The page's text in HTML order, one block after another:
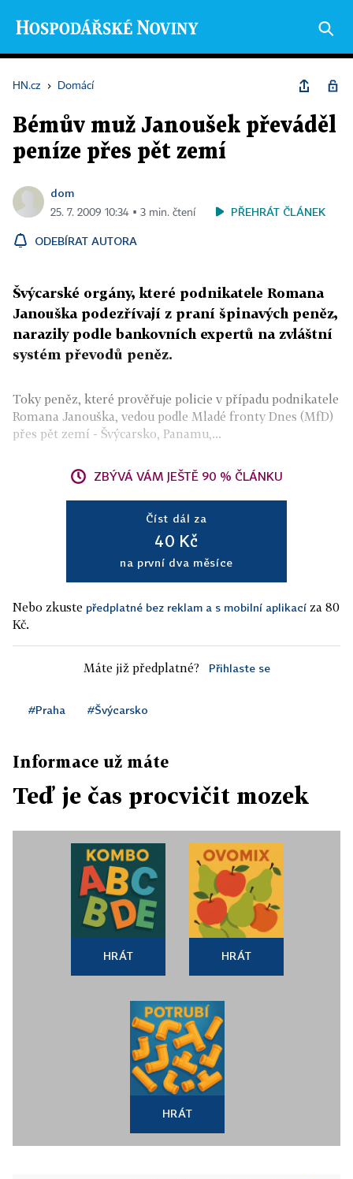
HN.cz › Domácí
Bémův muž Janoušek převáděl
peníze přes pět zemí
dom
25. 7. 2009 10:34 ▪ 3 min. čtení PŘEHRÁT ČLÁNEK
ODEBÍRAT AUTORA
Švýcarské orgány, které podnikatele Romana
Janouška podezřívají z praní špinavých peněz,
narazily podle bankovních expertů na zvláštní
systém převodů peněz.
Toky peněz, které prověřuje policie v případu podnikatele
Romana Janouška, vedou podle Mladé fronty Dnes (MfD)
přes pět zemí - Švýcarsko, Panamu,...
ZBÝVÁ VÁM JEŠTĚ 90 % ČLÁNKU
Číst dál za
40 Kč
na první dva měsíce
Nebo zkuste předplatné bez reklam a s mobilní aplikací za 80
Kč.
Máte již předplatné? Přihlaste se
#Praha #Švýcarsko
Informace už máte
Teď je čas procvičit mozek
HRÁT HRÁT
HRÁT